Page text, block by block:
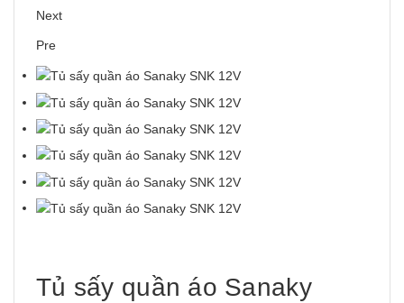
Next
Pre
Tủ sấy quần áo Sanaky